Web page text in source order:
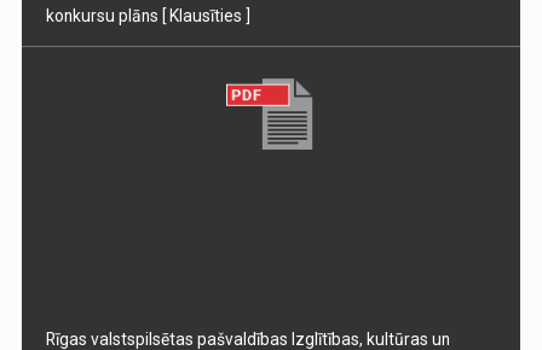
konkursu plāns [ Klausīties ]
Rīgas valstspilsētas pašvaldības Izglītības, kultūras un